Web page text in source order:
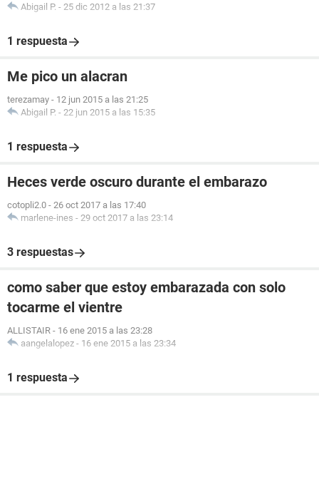
Abigail P. - 25 dic 2012 a las 21:37
1 respuesta
Me pico un alacran
terezamay - 12 jun 2015 a las 21:25
Abigail P. - 22 jun 2015 a las 15:35
1 respuesta
Heces verde oscuro durante el embarazo
cotopli2.0 - 26 oct 2017 a las 17:40
marlene-ines - 29 oct 2017 a las 23:14
3 respuestas
como saber que estoy embarazada con solo
tocarme el vientre
ALLISTAIR - 16 ene 2015 a las 23:28
aangelalopez - 16 ene 2015 a las 23:34
1 respuesta